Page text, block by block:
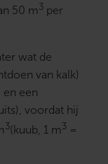
50 m 3 per
wat de
van kalk)
en een
voordat hij
3(kuub, 1 m 3 =